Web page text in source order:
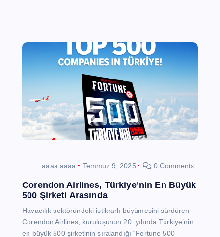
aaaa aaaa Temmuz 9, 2025 0 Comments
Corendon Airlines, Türkiye’nin En Büyük
500 Şirketi Arasında
Havacılık sektöründeki istikrarlı büyümesini sürdüren
Corendon Airlines, kuruluşunun 20. yılında Türkiye’nin
en büyük 500 şirketinin sıralandığı “Fortune 500